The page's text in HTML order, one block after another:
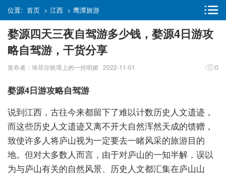
位置: 首页 > 江西 > 鹰潭旅游
婺源四天三夜自驾游多少钱，婺源4日游攻
略自驾游，干货分享
发布者：埃菲尔铁塔上的一丝明媚 2022-11-01 0
婺源4日游攻略自驾游
说到江西，古往今来都留下了难以计数历史人文遗迹，
而这些历史人文遗迹又离不开大自然浑然天成的馈赠，
致使许多人将庐山视为一定要去一睹风采的旅游目的
地。但对大多数人而言，由于对庐山的一知半解，误以
为与庐山有关的自然风景、历史人文都汇集在庐山山